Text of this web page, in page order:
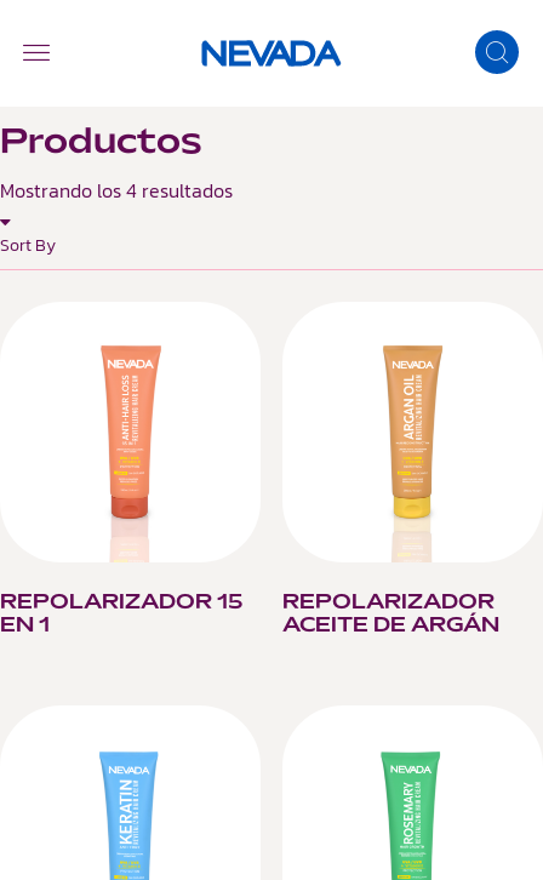
Productos
Mostrando los 4 resultados
REPOLARIZADOR 15
EN 1
REPOLARIZADOR
ACEITE DE ARGÁN